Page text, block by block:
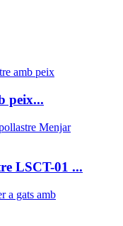
peix...
LSCT-01 ...